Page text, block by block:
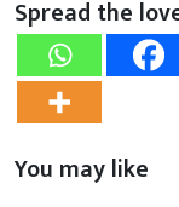
Spread the
You may like